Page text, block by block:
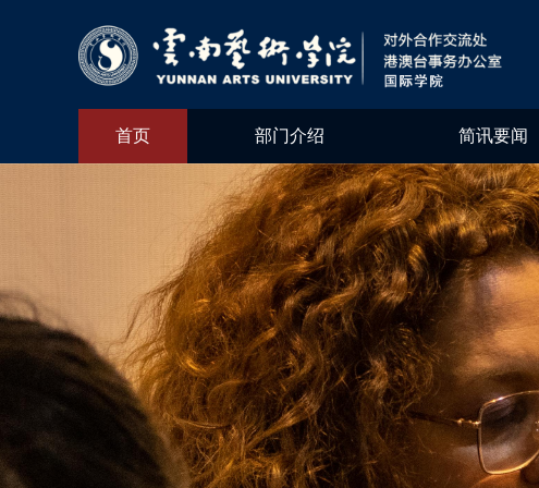
首页 部门介绍 简讯要闻